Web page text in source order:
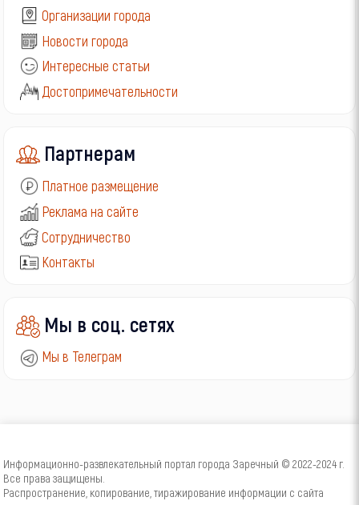
Организации города
Новости города
Интересные статьи
Достопримечательности
Партнерам
Платное размещение
Реклама на сайте
Сотрудничество
Контакты
Мы в соц. сетях
Мы в Телеграм
Информационно-развлекательный портал города Заречный © 2022-2024 г.
Все права защищены.
Распространение, копирование, тиражирование информации с сайта